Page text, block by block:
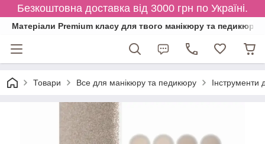
Безкоштовна доставка від 3000 грн по Україні.
Матеріали Premium класу для твого манікюру та педикюру
Товари Все для манікюру та педикюру Інструменти